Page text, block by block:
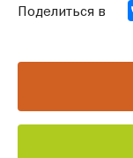
Поделиться в